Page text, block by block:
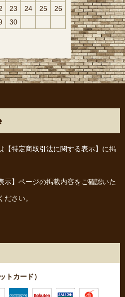
23 24 25
26
30
【特定商取引法に関する表示】 に掲
示】 ページの掲載内容をご確認いた
さい。
トカード）